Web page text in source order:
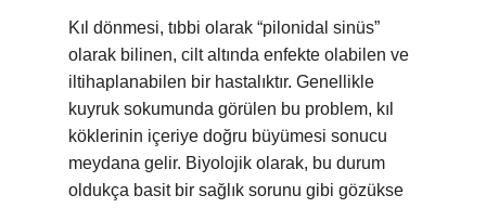
Kıl dönmesi, tıbbi olarak “pilonidal sinüs”
olarak bilinen, cilt altında enfekte olabilen ve
iltihaplanabilen bir hastalıktır. Genellikle
kuyruk sokumunda görülen bu problem, kıl
köklerinin içeriye doğru büyümesi sonucu
meydana gelir. Biyolojik olarak, bu durum
oldukça basit bir sağlık sorunu gibi gözükse